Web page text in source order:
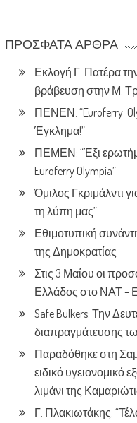
ΠΡΌΣΦΑΤΑ ΆΡΘΡΑ
Εκλογή Γ. Πατέρα
βράβευση στην Μ.
ΠΕΝΕΝ: “Euroferry
Έγκλημα!”
ΠΕΜΕΝ: “Έξι
Euroferry Olympia”
Όμιλος Γκριμάλντι
τη λύπη μας”
Εθιμοτυπική
της Δημοκρατίας
Στις 3 Μαίου οι
Ελλάδος στο ΝΑΤ –
Safe Bulkers: Την
διαπραγμάτευσης
Παραδόθηκε στη
ειδικό υγειονομικό
λιμάνι της
Γ. Πλακιωτάκης: